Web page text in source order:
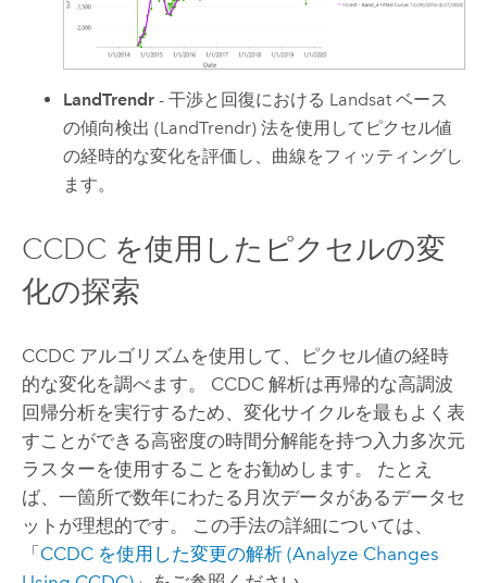
LandTrendr - 干渉と回復における Landsat ベース
の傾向検出 (LandTrendr) 法を使用してピクセル値
の経時的な変化を評価し、曲線をフィッティングし
ます。
CCDC を使用したピクセルの変
化の探索
CCDC アルゴリズムを使用して、ピクセル値の経時
的な変化を調べます。 CCDC 解析は再帰的な高調波
回帰分析を実行するため、変化サイクルを最もよく表
すことができる高密度の時間分解能を持つ入力多次元
ラスターを使用することをお勧めします。 たとえ
ば、一箇所で数年にわたる月次データがあるデータセ
ットが理想的です。 この手法の詳細については、
「CCDC を使用した変更の解析 (Analyze Changes